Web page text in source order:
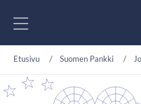
Etusivu Suomen Pankki